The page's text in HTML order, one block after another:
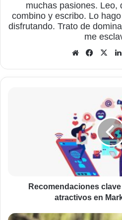
muchas pasiones. Leo,
combino y escribo. Lo
disfrutando. Trato de
me
Sitio
X
Recomendaciones
atractivos en
Algunos